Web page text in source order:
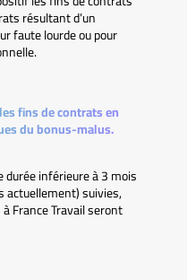
résultant d’un
faute lourde ou pour
fins de contrats en
du bonus-malus.
durée inférieure à 3 mois
suivies,
France Travail seront